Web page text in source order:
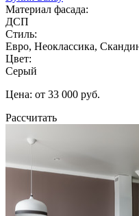
Материал фасада:
ДСП
Стиль:
Евро, Неоклассика,
Цвет:
Серый
Цена: от 33 000 руб.
Рассчитать